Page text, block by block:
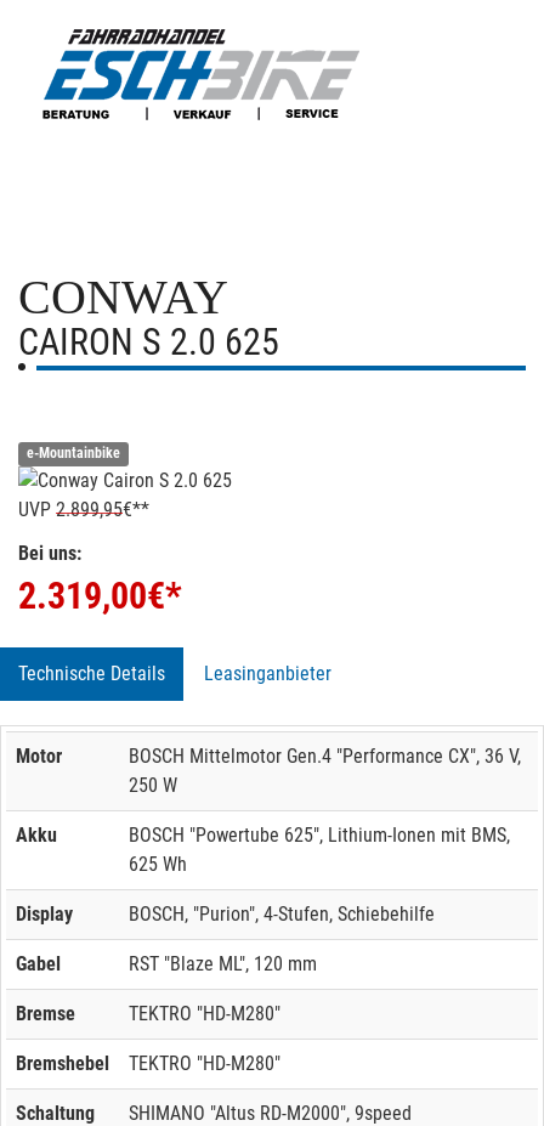
CONWAY
CAIRON S 2.0 625
e-Mountainbike
UVP 2.899,95€**
Bei uns:
2.319,00€*
Technische Details Leasinganbieter
Motor
BOSCH Mittelmotor Gen.4 "Performance CX", 36 V,
250 W
Akku
BOSCH "Powertube 625", Lithium-Ionen mit BMS,
625 Wh
Display BOSCH, "Purion", 4-Stufen, Schiebehilfe
Gabel RST "Blaze ML", 120 mm
Bremse TEKTRO "HD-M280"
Bremshebel TEKTRO "HD-M280"
Schaltung SHIMANO "Altus RD-M2000", 9speed